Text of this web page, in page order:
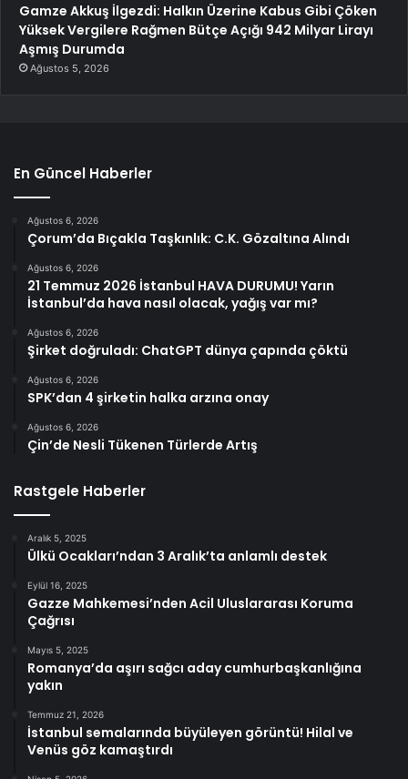
Gamze Akkuş İlgezdi: Halkın Üzerine Kabus Gibi Çöken
Yüksek Vergilere Rağmen Bütçe Açığı 942 Milyar Lirayı
Aşmış Durumda
Ağustos 5, 2026
En Güncel Haberler
Ağustos 6, 2026
Çorum’da Bıçakla Taşkınlık: C.K. Gözaltına Alındı
Ağustos 6, 2026
21 Temmuz 2026 İstanbul HAVA DURUMU! Yarın
İstanbul’da hava nasıl olacak, yağış var mı?
Ağustos 6, 2026
Şirket doğruladı: ChatGPT dünya çapında çöktü
Ağustos 6, 2026
SPK’dan 4 şirketin halka arzına onay
Ağustos 6, 2026
Çin’de Nesli Tükenen Türlerde Artış
Rastgele Haberler
Aralık 5, 2025
Ülkü Ocakları’ndan 3 Aralık’ta anlamlı destek
Eylül 16, 2025
Gazze Mahkemesi’nden Acil Uluslararası Koruma
Çağrısı
Mayıs 5, 2025
Romanya’da aşırı sağcı aday cumhurbaşkanlığına
yakın
Temmuz 21, 2026
İstanbul semalarında büyüleyen görüntü! Hilal ve
Venüs göz kamaştırdı